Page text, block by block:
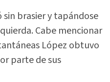
brasier y tapándose
Cabe mencionar
López obtuvo
parte de sus